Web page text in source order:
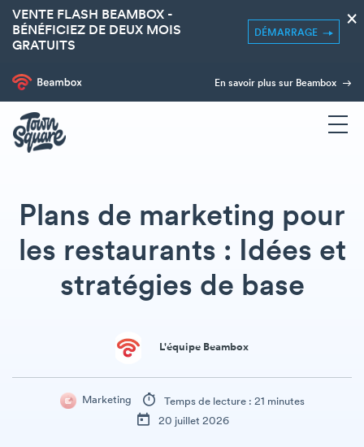
VENTE FLASH BEAMBOX -
BÉNÉFICIEZ DE DEUX MOIS
GRATUITS
DÉMARRAGE
×
En savoir plus sur Beambox
Plans de marketing pour
les restaurants : Idées et
stratégies de base
L'équipe Beambox
Marketing
Temps de lecture : 21 minutes
20 juillet 2026